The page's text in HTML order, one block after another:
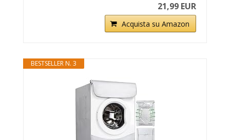
21,99 EUR
Acquista su Amazon
BESTSELLER N. 3